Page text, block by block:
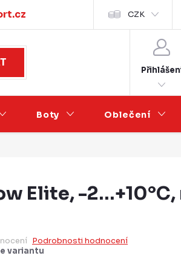
údajů Velkoobchod CZK
Boty Oblečení
Elite, -
Podrobnosti hodnocení
variantu